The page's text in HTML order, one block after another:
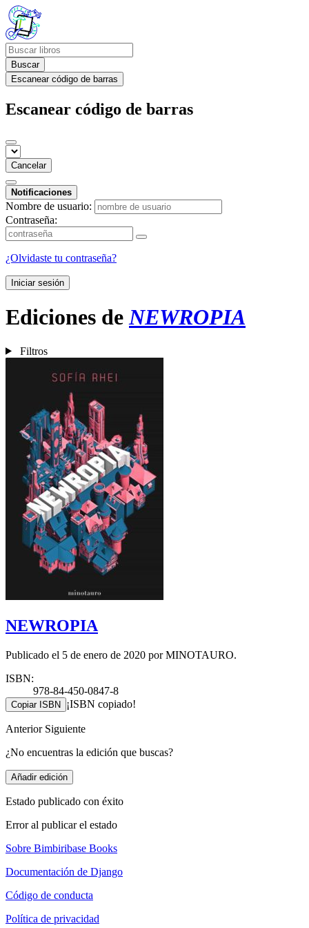
Buscar
Escanear código de barras
Escanear código de barras
Cancelar
Notificaciones
Nombre de usuario:
Contraseña:
¿Olvidaste tu contraseña?
Iniciar sesión
Ediciones deNEWROPIA
Filtros
NEWROPIA
Publicado el 5 de enero de 2020 por MINOTAURO.
ISBN:
978-84-450-0847-8
Copiar ISBN ¡ISBN copiado!
Anterior Siguiente
¿No encuentras la edición que buscas?
Añadir edición
Estado publicado con éxito
Error al publicar el estado
Sobre Bimbiribase Books
Documentación de Django
Código de conducta
Política de privacidad